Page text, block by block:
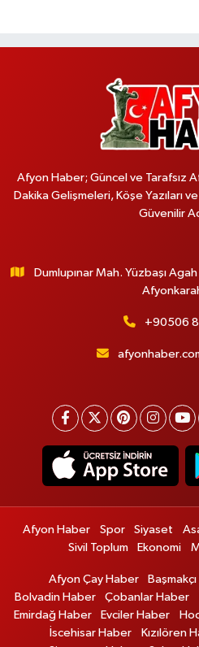
Afyon Haber; Güncel ve Tarafsız
Dakika Gelişmeleri, Köşe Yazıları
Güvenilir
Dumlupınar Mah. Yüzbaşı
+90506
Afyon Haber Spor Siyaset
Sivil Toplum
Ekonomi
Afyon Çay Haber
Bolvadin Haber
Çobanlar Haber
Emirdağ Haber
Evciler Haber
İscehisar Haber
Kızılören